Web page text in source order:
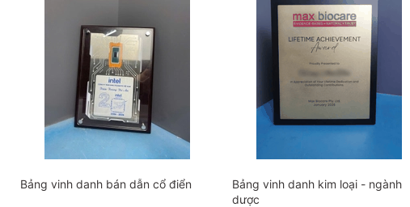
Bảng vinh danh bán dẫn cổ điển
Bảng vinh danh kim loại - ngành
dược